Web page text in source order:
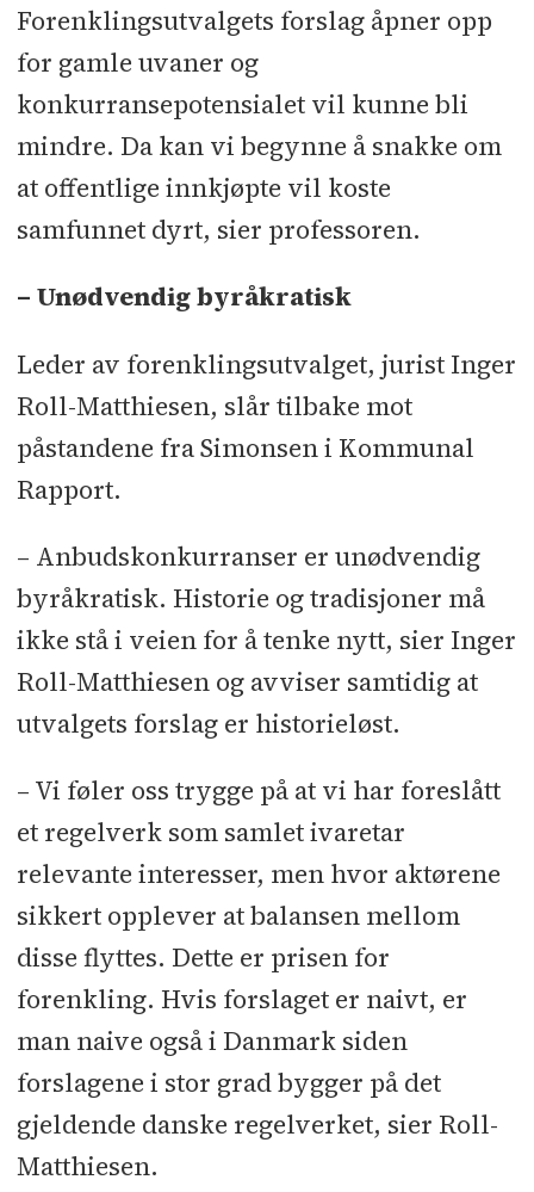
Forenklingsutvalgets forslag åpner opp
for gamle uvaner og
konkurransepotensialet vil kunne bli
mindre. Da kan vi begynne å snakke om
at offentlige innkjøpte vil koste
samfunnet dyrt, sier professoren.
– Unødvendig byråkratisk
Leder av forenklingsutvalget, jurist Inger
Roll-Matthiesen, slår tilbake mot
påstandene fra Simonsen i Kommunal
Rapport.
– Anbudskonkurranser er unødvendig
byråkratisk. Historie og tradisjoner må
ikke stå i veien for å tenke nytt, sier Inger
Roll-Matthiesen og avviser samtidig at
utvalgets forslag er historieløst.
– Vi føler oss trygge på at vi har foreslått
et regelverk som samlet ivaretar
relevante interesser, men hvor aktørene
sikkert opplever at balansen mellom
disse flyttes. Dette er prisen for
forenkling. Hvis forslaget er naivt, er
man naive også i Danmark siden
forslagene i stor grad bygger på det
gjeldende danske regelverket, sier Roll-
Matthiesen.